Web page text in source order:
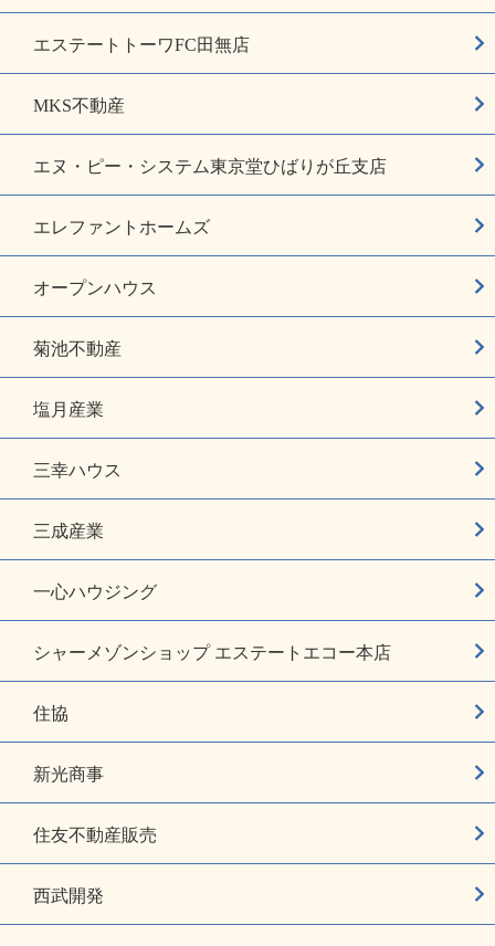
エステートトーワFC田無店
MKS不動産
エヌ・ピー・システム東京堂ひばりが丘支店
エレファントホームズ
オープンハウス
菊池不動産
塩月産業
三幸ハウス
三成産業
一心ハウジング
シャーメゾンショップ エステートエコー本店
住協
新光商事
住友不動産販売
西武開発